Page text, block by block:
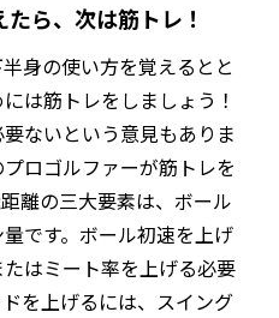
ら、次は筋トレ！
身の使い方を覚えるとと
は筋トレをしましょう！
ないという意見もありま
ロゴルファーが筋トレを
離の三大要素は、ボール
です。ボール初速を上げ
はミート率を上げる必要
を上げるには、スイング